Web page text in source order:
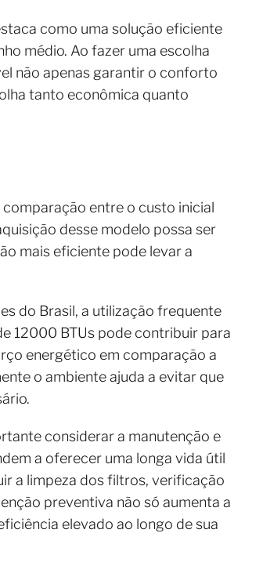
como uma solução eficiente
médio. Ao fazer uma escolha
não apenas garantir o conforto
tanto econômica quanto
entre o custo inicial
desse modelo possa ser
mais eficiente pode levar a
do Brasil, a utilização frequente
12000 BTUs pode contribuir para
energético em comparação a
o ambiente ajuda a evitar que
considerar a manutenção e
a oferecer uma longa vida útil
a limpeza dos filtros, verificação
preventiva não só aumenta a
elevado ao longo de sua